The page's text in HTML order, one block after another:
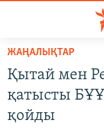
Skip
main
content
to
САЯСАТ
AZATTYQTV
ЖАҢАЛЫҚТАР
Қытай мен
қатысты
қойды